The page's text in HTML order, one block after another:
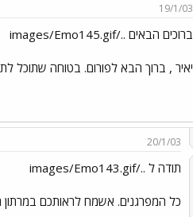
19/1/03
ברוכים הבאים ../images/Emo145.gif
יאיר , ברוך הבא לפורום. בטוחה שתוכל
20/1/03
תודה ל ../images/Emo143.gif
כל המפרגנים. אשמח לראותכם במרתון ריקודי הזוגות בשבת 15.2.03 בק.טבעון . הפלייר